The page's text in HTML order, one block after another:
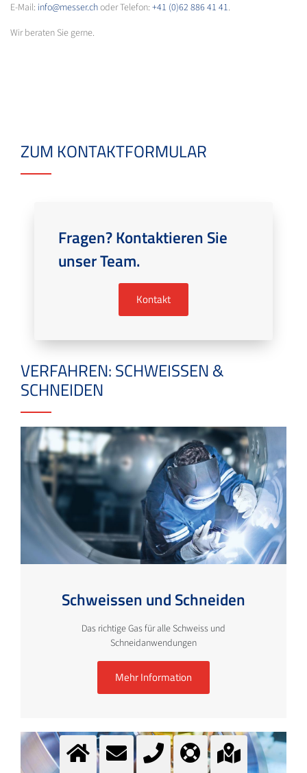
E-Mail: info@messer.choder Telefon: +41 (0)62 886 41 41.
Wir beraten Sie gerne.
ZUM KONTAKTFORMULAR
Fragen? Kontaktieren Sie
unser Team.
Kontakt
VERFAHREN: SCHWEISSEN &
SCHNEIDEN
Schweissen und Schneiden
Das richtige Gas für alle Schweiss und
Schneidanwendungen
Mehr Information